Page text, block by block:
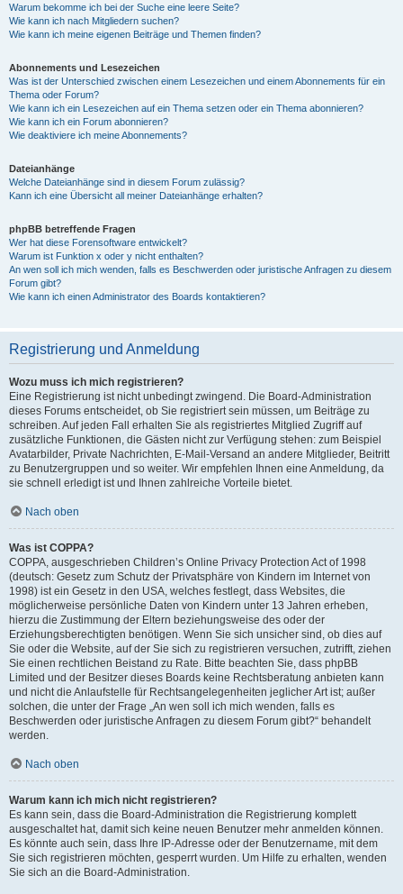
Warum bekomme ich bei der Suche eine leere Seite?
Wie kann ich nach Mitgliedern suchen?
Wie kann ich meine eigenen Beiträge und Themen finden?
Abonnements und Lesezeichen
Was ist der Unterschied zwischen einem Lesezeichen und einem Abonnements für ein
Thema oder Forum?
Wie kann ich ein Lesezeichen auf ein Thema setzen oder ein Thema abonnieren?
Wie kann ich ein Forum abonnieren?
Wie deaktiviere ich meine Abonnements?
Dateianhänge
Welche Dateianhänge sind in diesem Forum zulässig?
Kann ich eine Übersicht all meiner Dateianhänge erhalten?
phpBB betreffende Fragen
Wer hat diese Forensoftware entwickelt?
Warum ist Funktion x oder y nicht enthalten?
An wen soll ich mich wenden, falls es Beschwerden oder juristische Anfragen zu diesem
Forum gibt?
Wie kann ich einen Administrator des Boards kontaktieren?
Registrierung und Anmeldung
Wozu muss ich mich registrieren?
Eine Registrierung ist nicht unbedingt zwingend. Die Board-Administration
dieses Forums entscheidet, ob Sie registriert sein müssen, um Beiträge zu
schreiben. Auf jeden Fall erhalten Sie als registriertes Mitglied Zugriff auf
zusätzliche Funktionen, die Gästen nicht zur Verfügung stehen: zum Beispiel
Avatarbilder, Private Nachrichten, E-Mail-Versand an andere Mitglieder, Beitritt
zu Benutzergruppen und so weiter. Wir empfehlen Ihnen eine Anmeldung, da
sie schnell erledigt ist und Ihnen zahlreiche Vorteile bietet.
Nach oben
Was ist COPPA?
COPPA, ausgeschrieben Children’s Online Privacy Protection Act of 1998
(deutsch: Gesetz zum Schutz der Privatsphäre von Kindern im Internet von
1998) ist ein Gesetz in den USA, welches festlegt, dass Websites, die
möglicherweise persönliche Daten von Kindern unter 13 Jahren erheben,
hierzu die Zustimmung der Eltern beziehungsweise des oder der
Erziehungsberechtigten benötigen. Wenn Sie sich unsicher sind, ob dies auf
Sie oder die Website, auf der Sie sich zu registrieren versuchen, zutrifft, ziehen
Sie einen rechtlichen Beistand zu Rate. Bitte beachten Sie, dass phpBB
Limited und der Besitzer dieses Boards keine Rechtsberatung anbieten kann
und nicht die Anlaufstelle für Rechtsangelegenheiten jeglicher Art ist; außer
solchen, die unter der Frage „An wen soll ich mich wenden, falls es
Beschwerden oder juristische Anfragen zu diesem Forum gibt?“ behandelt
werden.
Nach oben
Warum kann ich mich nicht registrieren?
Es kann sein, dass die Board-Administration die Registrierung komplett
ausgeschaltet hat, damit sich keine neuen Benutzer mehr anmelden können.
Es könnte auch sein, dass Ihre IP-Adresse oder der Benutzername, mit dem
Sie sich registrieren möchten, gesperrt wurden. Um Hilfe zu erhalten, wenden
Sie sich an die Board-Administration.